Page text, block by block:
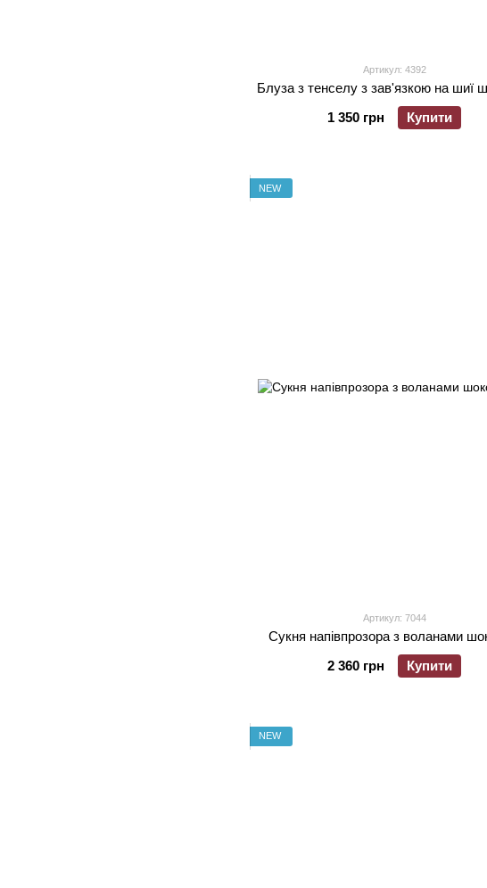
Артикул: 4392
Блуза з тенселу з зав'язкою на шиї
1 350 грн
Купити
NEW
Артикул: 7044
Сукня напівпрозора з воланами
2 360 грн
Купити
NEW